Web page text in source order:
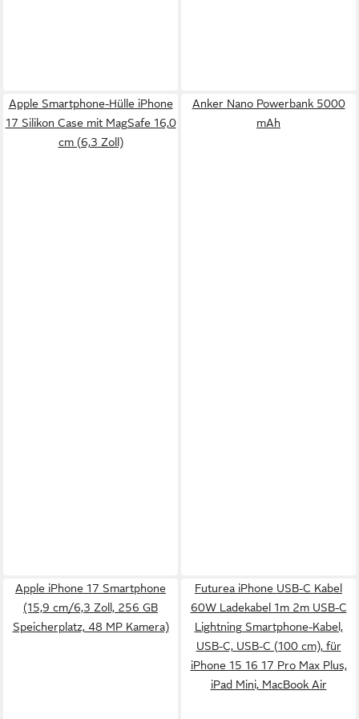
Apple Smartphone-Hülle iPhone
17 Silikon Case mit MagSafe 16,0
cm (6,3 Zoll)
Anker Nano Powerbank 5000
mAh
Apple iPhone 17 Smartphone
(15,9 cm/6,3 Zoll, 256 GB
Speicherplatz, 48 MP Kamera)
Futurea iPhone USB-C Kabel
60W Ladekabel 1m 2m USB-C
Lightning Smartphone-Kabel,
USB-C, USB-C (100 cm), für
iPhone 15 16 17 Pro Max Plus,
iPad Mini, MacBook Air